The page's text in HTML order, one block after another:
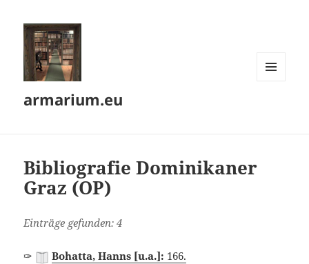
armarium.eu
Bibliografie Dominikaner
Graz (OP)
Einträge gefunden: 4
✑ Bohatta, Hanns [u.a.]: 166.